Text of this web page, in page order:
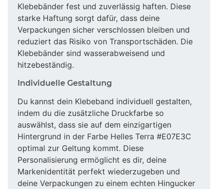
Klebebänder fest und zuverlässig haften. Diese
starke Haftung sorgt dafür, dass deine
Verpackungen sicher verschlossen bleiben und
reduziert das Risiko von Transportschäden. Die
Klebebänder sind wasserabweisend und
hitzebeständig.
Individuelle Gestaltung
Du kannst dein Klebeband individuell gestalten,
indem du die zusätzliche Druckfarbe so
auswählst, dass sie auf dem einzigartigen
Hintergrund in der Farbe Helles Terra #E07E3C
optimal zur Geltung kommt. Diese
Personalisierung ermöglicht es dir, deine
Markenidentität perfekt wiederzugeben und
deine Verpackungen zu einem echten Hingucker